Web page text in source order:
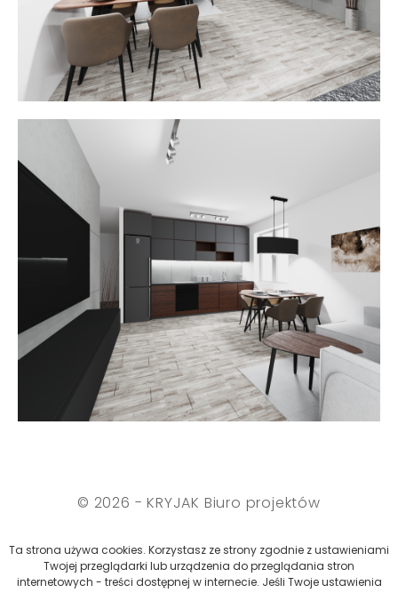
Ta strona używa cookies. Korzystasz ze strony zgodnie z ustawieniami
Twojej przeglądarki lub urządzenia do przeglądania stron
internetowych - treści dostępnej w internecie. Jeśli Twoje ustawienia
© 2026 - KRYJAK Biuro projektów
Polityka cookies
Projekt i wykonanie: